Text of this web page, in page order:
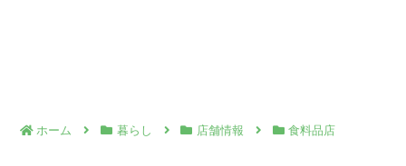
ホーム 暮らし 店舗情報 食料品店